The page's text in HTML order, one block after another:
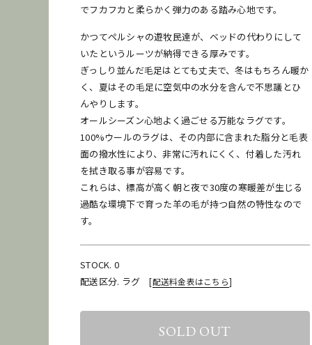
でフカフカと柔らかく弾力のある踏み心地です。
かつてペルシャの遊牧民達が、ベッドの代わりにして
いたというルーツが納得できる厚みです。
ぎっしり並んだ毛足はとても丈夫で、冬はもちろん暖か
く、夏はその毛足に空気中の水分を含んで不思議とひ
んやりします。
オールシーズン心地よく過ごせる万能なラグです。
100%ウールのラグは、その内部に含まれた脂分と毛表
面の撥水性により、非常に汚れにくく、付着した汚れ
を拭き取る事が容易です。
これらは、標高が高く朝と夜で30度の寒暖差が生じる
過酷な環境下で育った羊の毛が持つ自然の特性なので
す。
STOCK. 0
配送区分. ラグ[配送料金表はこちら]